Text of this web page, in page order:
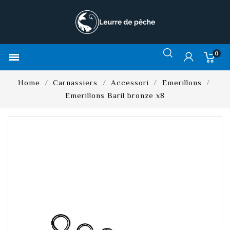
 0
Home Carnassiers Accessori
Emerillons
Emerillons Baril bronze x8